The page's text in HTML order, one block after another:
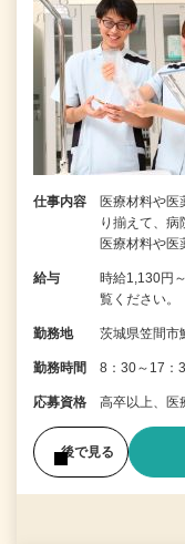
仕事内容
医療材料や医
り揃えて、病
医療材料や医
給与
時給1,130円
覧ください。
勤務地 茨城県笠間市
勤務時間 8：30～17：
応募資格 高卒以上、医
後で見る